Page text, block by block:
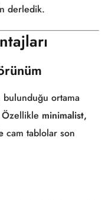
derledik.
bulunduğu ortama
Özellikle minimalist,
cam tablolar son